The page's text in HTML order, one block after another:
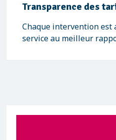
Transparence des
Chaque intervention est
service au meilleur